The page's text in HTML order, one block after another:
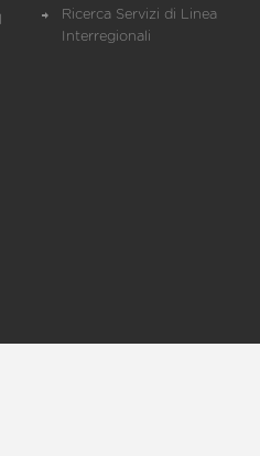
Ricerca Servizi di Linea
Interregionali